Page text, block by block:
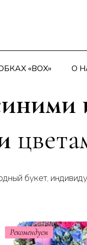
«BOX» О
букет,
Рекомендуем